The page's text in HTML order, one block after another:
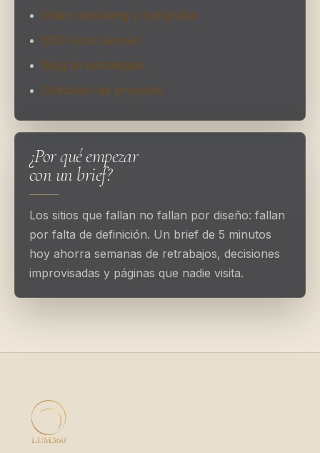
Video marketing y fotografía
SEO local Cancún
Blog de estrategias
Cotizador de proyecto
¿Por qué empezar
con un brief?
Los sitios que fallan no fallan por diseño: fallan
por falta de definición. Un brief de 5 minutos
hoy ahorra semanas de retrabajos, decisiones
improvisadas y páginas que nadie visita.